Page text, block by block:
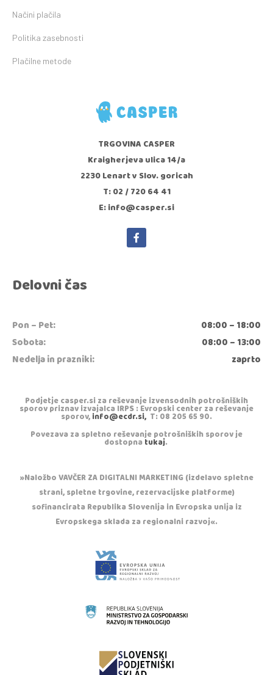
Načini plačila
Politika zasebnosti
Plačilne metode
TRGOVINA CASPER
Kraigherjeva ulica 14/a
2230 Lenart v Slov. goricah
T: 02 / 720 64 41
E: info@casper.si
Delovni čas
Pon – Pet:
08:00 – 18:00
Sobota:
08:00 – 13:00
Nedelja in prazniki:
zaprto
Podjetje casper.si za reševanje izvensodnih potrošniških
sporov priznav izvajalca IRPS : Evropski center za reševanje
sporov,info@ecdr.si, T: 08 205 65 90.
Povezava za spletno reševanje potrošniških sporov je
dostopnatukaj.
»Naložbo VAVČER ZA DIGITALNI MARKETING (izdelavo spletne
strani, spletne trgovine, rezervacijske platforme)
sofinancirata Republika Slovenija in Evropska unija iz
Evropskega sklada za regionalni razvoj«.